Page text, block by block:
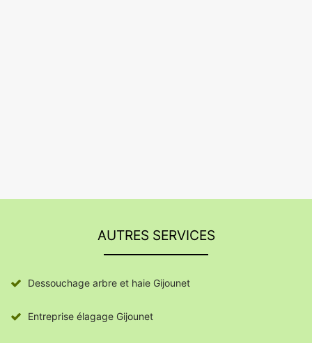
AUTRES SERVICES
Dessouchage arbre et haie Gijounet
Entreprise élagage Gijounet